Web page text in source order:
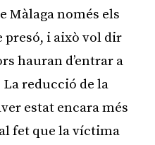
Màlaga només els
presó, i això vol dir
hauran d’entrar a
reducció de la
estat encara més
fet que la víctima